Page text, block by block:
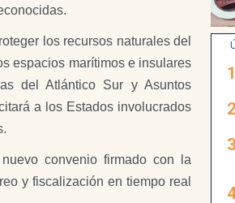
los recursos naturales del
espacios marítimos e insulares
del Atlántico Sur y Asuntos
a los Estados involucrados
convenio firmado con la
y fiscalización en tiempo real